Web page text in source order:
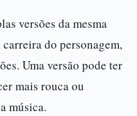
versões da mesma
do personagem,
Uma versão pode ter
mais rouca ou
música.